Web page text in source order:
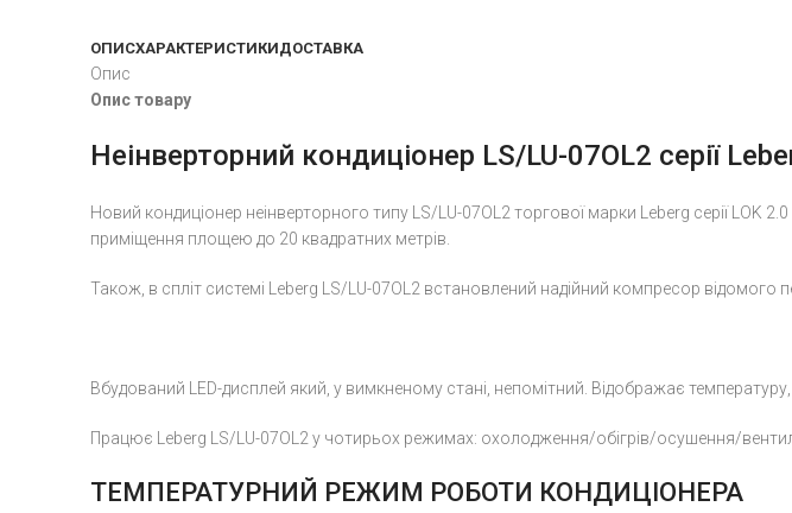
ОПИСХАРАКТЕРИСТИКИДОСТАВКА
Опис
Опис товару
Неінверторний кондиціонер LS/LU-07OL2 серії
Новий кондиціонер неінверторного типу LS/LU-07OL2 торгової марки Leberg серії LOK
приміщення площею до 20 квадратних метрів.
Також, в спліт системі Leberg LS/LU-07OL2 встановлений надійний компресор відомого
Вбудований LED-дисплей який, у вимкненому стані, непомітний. Відображає
Працює Leberg LS/LU-07OL2 у чотирьох режимах: охолодження/обігрів/осушення/
ТЕМПЕРАТУРНИЙ РЕЖИМ РОБОТИ КОНДИЦІОНЕРА